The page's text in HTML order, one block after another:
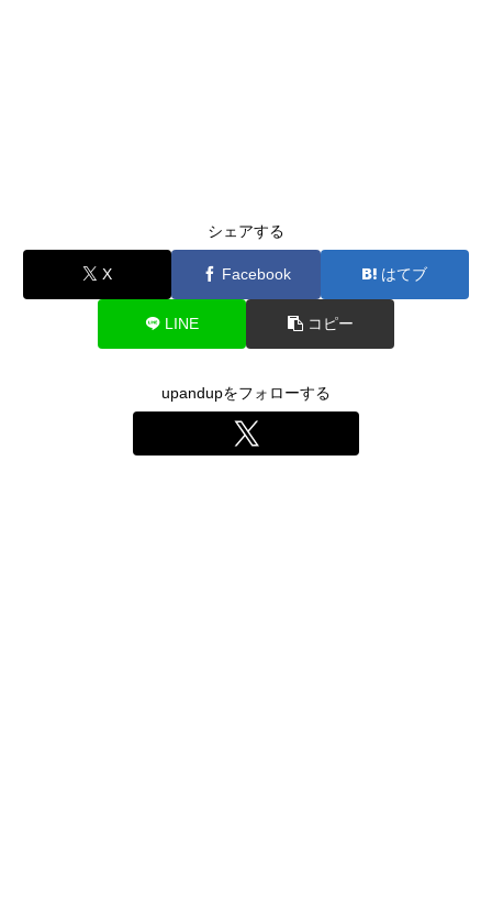
シェアする
X Facebook はてブ
LINE コピー
upandupをフォローする